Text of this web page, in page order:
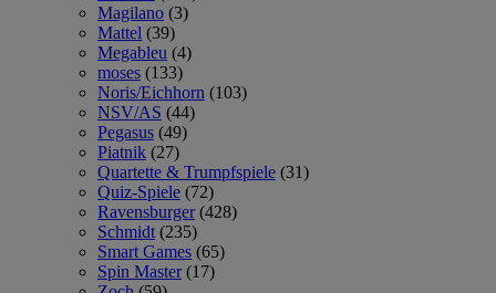
Magilano (3)
Mattel (39)
Megableu (4)
moses (133)
Noris/Eichhorn (103)
NSV/AS (44)
Pegasus (49)
Piatnik (27)
Quartette & Trumpfspiele (31)
Quiz-Spiele (72)
Ravensburger (428)
Schmidt (235)
Smart Games (65)
Spin Master (17)